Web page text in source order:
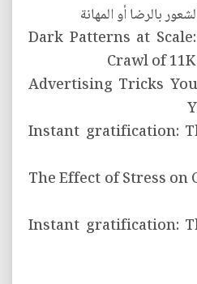
2-Dark Patterns at
Crawl of
3- 15 Advertising Tricks
4- Instant gratification:
5- The Effect of Stress
6- Instant gratification: